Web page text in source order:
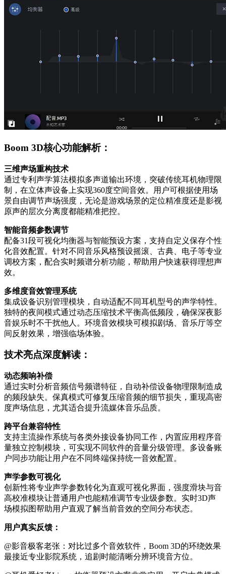
Boom 3D核心功能解析：
三维声场重构技术
通过专利声学算法模拟多声道输出环境，突破传统耳机物理限
制，在立体声设备上实现360度空间音效。用户可根据使用场
景自由调节声场强度，无论是游戏场景的定位精准度还是影视
原声的层次分离度都能精准把控。
智能音频参数调节
配备31段可视化均衡器与智能预设方案，支持自定义保存个性
化音效配置。针对不同音乐风格预设摇滚、古典、电子等专业
调校方案，配合实时频谱分析功能，帮助用户快速获得理想声
效。
多维度音效管理系统
集成设备识别管理模块，自动适配不同耳机型号的声学特性。
独特的夜间模式通过动态压缩技术平衡高低频段，确保深夜影
音娱乐时不干扰他人。环境音效模块可模拟剧场、音乐厅等空
间反射效果，增强临场体验。
技术亮点深度解读：
动态频响补偿
通过实时分析音频信号频谱特征，自动补偿设备物理限制造成
的频段缺失。保真模式可修复压缩音频的细节损失，重现高密
度声场信息，尤其适合提升流媒体音乐品质。
跨平台兼容特性
支持主流操作系统与各类外接设备协同工作，内置应用程序音
量独立控制模块，可实现不同软件的音量分级管理。多设备账
户同步功能让用户在不同终端保持统一音效配置。
声学参数可视化
创新性将专业声学参数转化为直观可视化界面，强度滑块与音
高校准模块让普通用户也能精准调节专业级参数。实时3D声
场模拟图帮助用户直观了解当前音效的空间分布状态。
用户真实反馈：
@影音极客老张：对比过多个音效软件，Boom 3D的环绕效果
最接近专业影院系统，追剧时能清晰分辨环境音方位。